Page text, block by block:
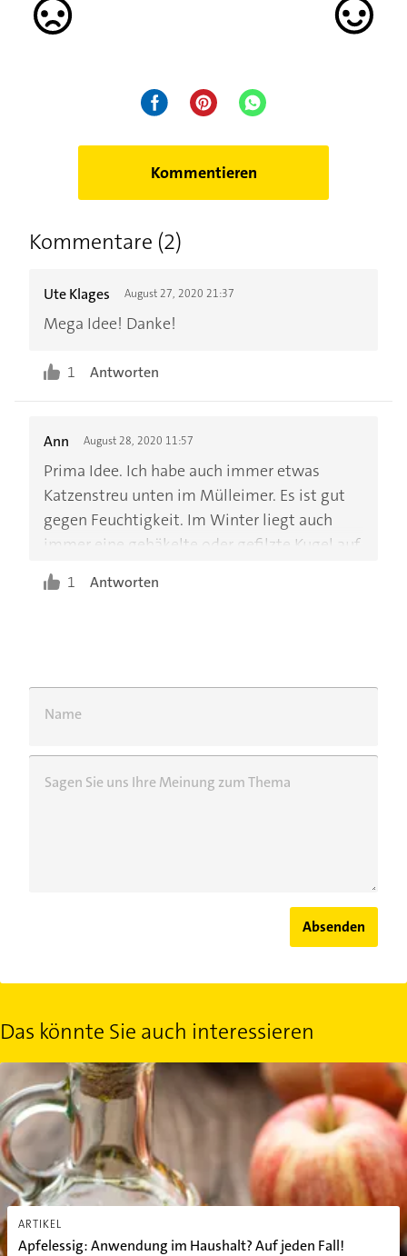
Kommentieren
Kommentare (2)
Ute Klages August 27, 2020 21:37
Mega Idee! Danke!
1 Antworten
Ann August 28, 2020 11:57
Prima Idee. Ich habe auch immer etwas
Katzenstreu unten im Mülleimer. Es ist gut
gegen Feuchtigkeit. Im Winter liegt auch
immer eine gehäkelte oder gefilzte Kugel auf
der warmen Heizung, die mit einem
ätherischen Öl beträufelt ist. So verteilt sich
1 Antworten
Name
Sagen Sie uns Ihre Meinung zum Thema
Absenden
Das könnte Sie auch interessieren
ARTIKEL
Apfelessig: Anwendung im Haushalt? Auf jeden Fall!
Apfelessig: Anwendung im Haushalt? Auf jeden Fall!